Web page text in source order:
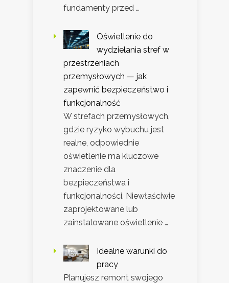
fundamenty przed …
Oświetlenie do
wydzielania stref w
przestrzeniach
przemysłowych — jak
zapewnić bezpieczeństwo i
funkcjonalność
W strefach przemysłowych,
gdzie ryzyko wybuchu jest
realne, odpowiednie
oświetlenie ma kluczowe
znaczenie dla
bezpieczeństwa i
funkcjonalności. Niewłaściwie
zaprojektowane lub
zainstalowane oświetlenie …
Idealne warunki do
pracy
Planujesz remont swojego